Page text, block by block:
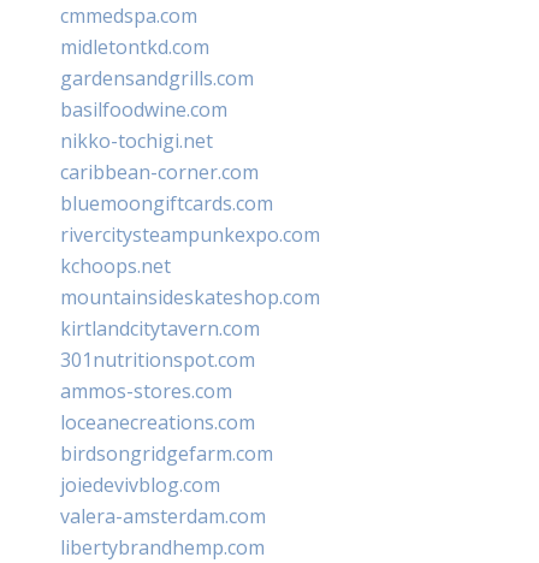
cmmedspa.com
midletontkd.com
gardensandgrills.com
basilfoodwine.com
nikko-tochigi.net
caribbean-corner.com
bluemoongiftcards.com
rivercitysteampunkexpo.com
kchoops.net
mountainsideskateshop.com
kirtlandcitytavern.com
301nutritionspot.com
ammos-stores.com
loceanecreations.com
birdsongridgefarm.com
joiedevivblog.com
valera-amsterdam.com
libertybrandhemp.com